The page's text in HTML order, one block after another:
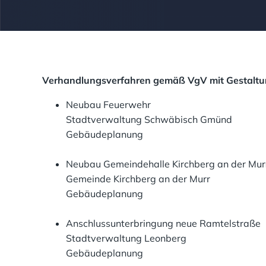
Verhandlungsverfahren gemäß VgV mit
Neubau Feuerwehr
Stadtverwaltung Schwäbisch Gmünd
Gebäudeplanung
Neubau Gemeindehalle Kirchberg an der
Gemeinde Kirchberg an der Murr
Gebäudeplanung
Anschlussunterbringung neue Ramtelstraße
Stadtverwaltung Leonberg
Gebäudeplanung